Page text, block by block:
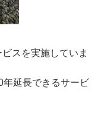
スを実施していま
延長できるサービ